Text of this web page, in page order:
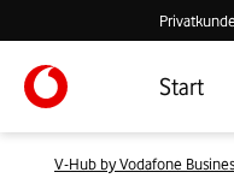
Verlassen
Start
V-Hub by Vodafone